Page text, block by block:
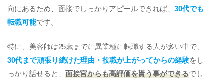
向にあるため、面接でしっかりアピールできれば、 30代でも
転職可能です。
特に、美容師は25歳までに異業種に転職する人が多い中で、
30代まで頑張り続けた理由・役職が上がってからの経験をし
っかり話せると、 面接官からも高評価を貰う事ができるでし